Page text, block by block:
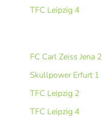
TFC Leipzig 4
FC Carl Zeiss Jena 2
Skullpower Erfurt 1
TFC Leipzig 2
TFC Leipzig 4